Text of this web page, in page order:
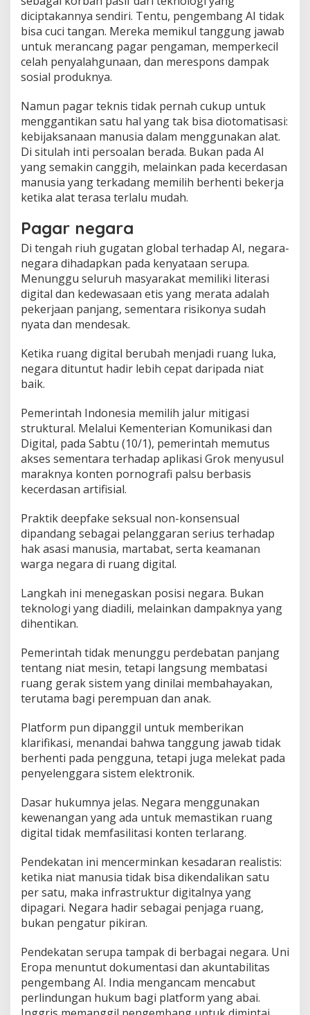
diciptakannya sendiri. Tentu, pengembang AI tidak
bisa cuci tangan. Mereka memikul tanggung jawab
untuk merancang pagar pengaman, memperkecil
celah penyalahgunaan, dan merespons dampak
sosial produknya.
Namun pagar teknis tidak pernah cukup untuk
menggantikan satu hal yang tak bisa diotomatisasi:
kebijaksanaan manusia dalam menggunakan alat.
Di situlah inti persoalan berada. Bukan pada AI
yang semakin canggih, melainkan pada kecerdasan
manusia yang terkadang memilih berhenti bekerja
ketika alat terasa terlalu mudah.
Pagar negara
Di tengah riuh gugatan global terhadap AI, negara-
negara dihadapkan pada kenyataan serupa.
Menunggu seluruh masyarakat memiliki literasi
digital dan kedewasaan etis yang merata adalah
pekerjaan panjang, sementara risikonya sudah
nyata dan mendesak.
Ketika ruang digital berubah menjadi ruang luka,
negara dituntut hadir lebih cepat daripada niat
baik.
Pemerintah Indonesia memilih jalur mitigasi
struktural. Melalui Kementerian Komunikasi dan
Digital, pada Sabtu (10/1), pemerintah memutus
akses sementara terhadap aplikasi Grok menyusul
maraknya konten pornografi palsu berbasis
kecerdasan artifisial.
Praktik deepfake seksual non-konsensual
dipandang sebagai pelanggaran serius terhadap
hak asasi manusia, martabat, serta keamanan
warga negara di ruang digital.
Langkah ini menegaskan posisi negara. Bukan
teknologi yang diadili, melainkan dampaknya yang
dihentikan.
Pemerintah tidak menunggu perdebatan panjang
tentang niat mesin, tetapi langsung membatasi
ruang gerak sistem yang dinilai membahayakan,
terutama bagi perempuan dan anak.
Platform pun dipanggil untuk memberikan
klarifikasi, menandai bahwa tanggung jawab tidak
berhenti pada pengguna, tetapi juga melekat pada
penyelenggara sistem elektronik.
Dasar hukumnya jelas. Negara menggunakan
kewenangan yang ada untuk memastikan ruang
digital tidak memfasilitasi konten terlarang.
Pendekatan ini mencerminkan kesadaran realistis:
ketika niat manusia tidak bisa dikendalikan satu
per satu, maka infrastruktur digitalnya yang
dipagari. Negara hadir sebagai penjaga ruang,
bukan pengatur pikiran.
Pendekatan serupa tampak di berbagai negara. Uni
Eropa menuntut dokumentasi dan akuntabilitas
pengembang AI. India mengancam mencabut
perlindungan hukum bagi platform yang abai.